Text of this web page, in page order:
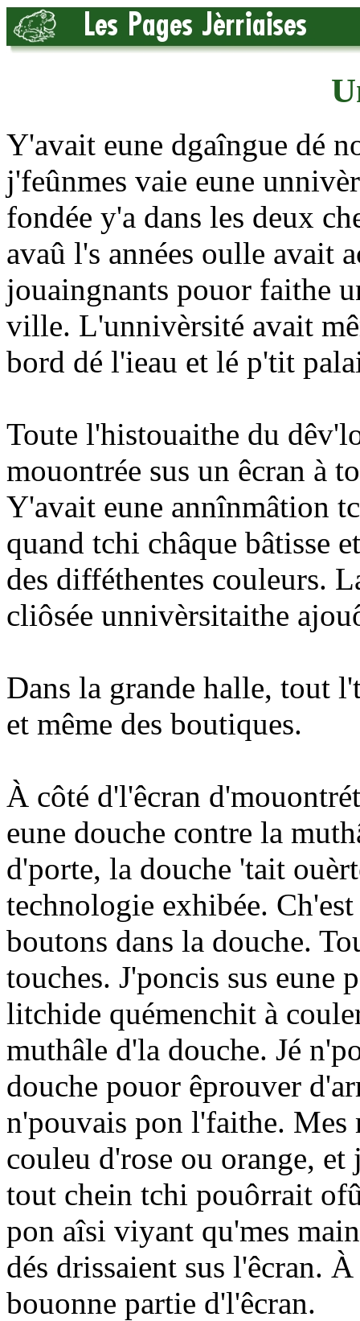
Y'avait eune dgaîngue dé
j'feûnmes vaie eune
fondée y'a dans les deux
avaû l's années oulle avait
jouaingnants pouor faithe
ville. L'unnivèrsité avait
bord dé l'ieau et lé p'tit
Toute l'histouaithe du
mouontrée sus un êcran à
Y'avait eune annînmâtion
quand tchi châque bâtisse
des difféthentes couleurs.
cliôsée unnivèrsitaithe
Dans la grande halle, tout
et même des boutiques.
À côté d'l'êcran
eune douche contre la
d'porte, la douche 'tait
technologie exhibée.
boutons dans la douche.
touches. J'poncis sus eune
litchide quémenchit à
muthâle d'la douche. Jé
douche pouor êprouver
n'pouvais pon l'faithe. Mes
couleu d'rose ou orange,
tout chein tchi pouôrrait
pon aîsi viyant qu'mes
dés drissaient sus l'êcran.
bouonne partie d'l'êcran.